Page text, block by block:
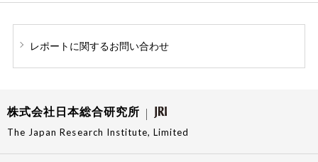
レポートに関するお問い合わせ
株式会社日本総合研究所
The Japan Research Institute, Limited